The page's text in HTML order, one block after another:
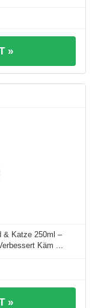
»
& Katze 250ml –
Käm ...
»